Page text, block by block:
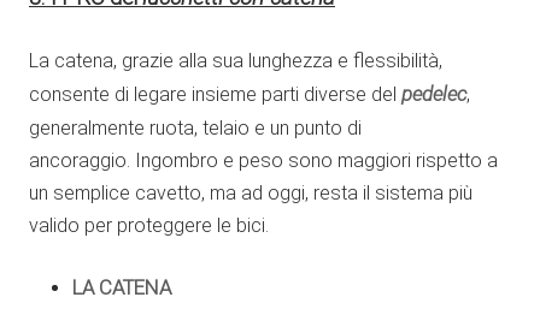
La catena, grazie alla sua lunghezza e flessibilità,
consente di legare insieme parti diverse del pedelec,
generalmente ruota, telaio e un punto di
ancoraggio. Ingombro e peso sono maggiori rispetto a
un semplice cavetto, ma ad oggi, resta il sistema più
valido per proteggere le bici.
LA CATENA